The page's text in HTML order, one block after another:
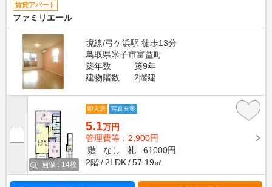
賃貸アパート
ファミリエール
境線/弓ケ浜駅 徒歩13分
鳥取県米子市富益町
築年数
築9年
建物階数
2階建
画像 : 14枚
即入居 写真充実
5.1万円
管理費等：2,900円
敷
なし 礼
61000円
2階
2LDK 57.19㎡